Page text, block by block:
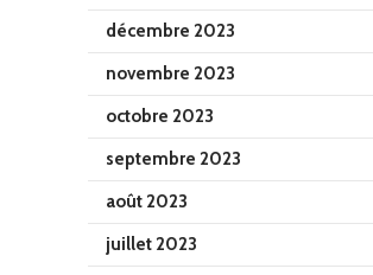
décembre 2023
novembre 2023
octobre 2023
septembre 2023
août 2023
juillet 2023